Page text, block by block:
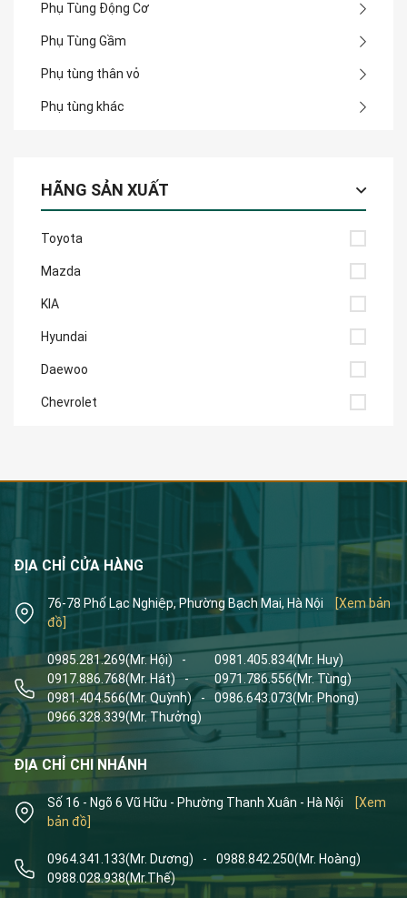
Phụ Tùng Động Cơ
Phụ Tùng Gầm
Phụ tùng thân vỏ
Phụ tùng khác
HÃNG SẢN XUẤT
Toyota
Mazda
KIA
Hyundai
Daewoo
Chevrolet
ĐỊA CHỈ CỬA HÀNG
76-78 Phố Lạc Nghiệp, Phường Bạch Mai, Hà Nội
[Xem bản
đồ]
0985.281.269(Mr. Hội) - 0981.405.834(Mr. Huy)
0917.886.768(Mr. Hát) - 0971.786.556(Mr. Tùng)
0981.404.566(Mr. Quỳnh) - 0986.643.073(Mr. Phong)
0966.328.339(Mr. Thưởng)
ĐỊA CHỈ CHI NHÁNH
Số 16 - Ngõ 6 Vũ Hữu - Phường Thanh Xuân - Hà Nội
[Xem
bản đồ]
0964.341.133(Mr. Dương) - 0988.842.250(Mr. Hoàng)
0988.028.938(Mr.Thế)